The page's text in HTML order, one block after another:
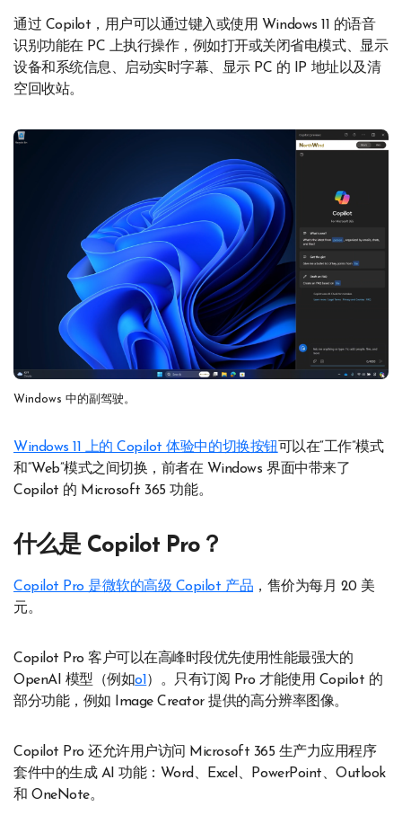
通过 Copilot，用户可以通过键入或使用 Windows 11 的语音
识别功能在 PC 上执行操作，例如打开或关闭省电模式、显示
设备和系统信息、启动实时字幕、显示 PC 的 IP 地址以及清
空回收站。
Windows 中的副驾驶。
Windows 11 上的 Copilot 体验中的切换按钮 可以在“工作”模式
和“Web”模式之间切换，前者在 Windows 界面中带来了
Copilot 的 Microsoft 365 功能。
什么是 Copilot Pro？
Copilot Pro 是微软的高级 Copilot 产品 ，售价为每月 20 美
元。
Copilot Pro 客户可以在高峰时段优先使用性能最强大的
OpenAI 模型（例如o1 ）。只有订阅 Pro 才能使用 Copilot 的
部分功能，例如 Image Creator 提供的高分辨率图像。
Copilot Pro 还允许用户访问 Microsoft 365 生产力应用程序
套件中的生成 AI 功能：Word、Excel、PowerPoint、Outlook
和 OneNote。